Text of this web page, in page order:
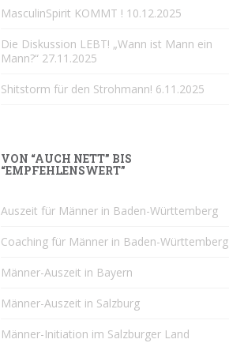
MasculinSpirit KOMMT ! 10.12.2025
Die Diskussion LEBT! „Wann ist Mann ein
Mann?“ 27.11.2025
Shitstorm für den Strohmann! 6.11.2025
VON “AUCH NETT” BIS
“EMPFEHLENSWERT”
Auszeit für Männer in Baden-Württemberg
Coaching für Männer in Baden-Württemberg
Männer-Auszeit in Bayern
Männer-Auszeit in Salzburg
Männer-Initiation im Salzburger Land